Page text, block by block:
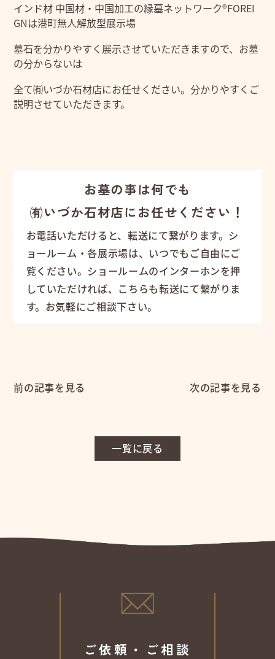
インド材 中国材・中国加工の縁墓ネットワーク®FOREI
GNは港町無人解放型展示場
墓石を分かりやすく展示させていただきますので、お墓
の分からないは
全て㈲いづか石材店にお任せください。分かりやすくご
説明させていただきます。
お墓の事は何でも
㈲いづか石材店にお任せください！
お電話いただけると、転送にて繋がります。シ
ョールーム・各展示場は、いつでもご自由にご
覧ください。ショールームのインターホンを押
していただければ、こちらも転送にて繋がりま
す。お気軽にご相談下さい。
前の記事を見る
一覧に戻る
次の記事を見る
ご依頼・ご相談